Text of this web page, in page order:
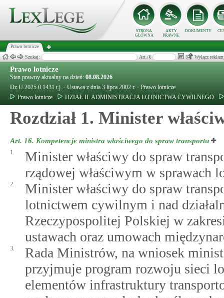
STRONA
GŁÓWNA
AKTY
PRAWNE
DOKUMENTY
Prawo lotnicze
Szukaj: Art./§ Wyłącz
Prawo lotnicze
Stan prawny aktualny na dzień: 08.08.2026
Dz.U.2025.0.1431 t.j. - Ustawa z dnia 3 lipca 2002 r. - Prawo lotnicze
Prawo lotnicze
DZIAŁ II. ADMINISTRACJA LOTNICTWA CYWILNEGO
Rozdział 1. Minister
Art. 16. Kompetencje ministra właściwego do spraw transportu
1.
Minister właściwy do spraw
rządowej właściwym w sprawach
2.
Minister właściwy do spraw
lotnictwem cywilnym i nad
Rzeczypospolitej Polskiej w
ustawach oraz umowach
3.
Rada Ministrów, na wniosek
przyjmuje program rozwoju sieci
elementów infrastruktury